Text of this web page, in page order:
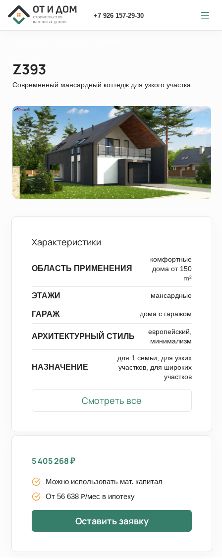
+7 926 157-29-30
Z393
Современный мансардный коттедж для узкого участка
Характеристики
ОБЛАСТЬ ПРИМЕНЕНИЯ
комфортные
дома от 150
m²
ЭТАЖИ мансардные
ГАРАЖ дома с гаражом
АРХИТЕКТУРНЫЙ СТИЛЬ
европейский,
минимализм
НАЗНАЧЕНИЕ
для 1 семьи, для узких
участков, для широких
участков
Смотреть все
5 405 268₽
Можно использовать мат. капитал
От 56 638 ₽/мес в ипотеку
Оставить заявку